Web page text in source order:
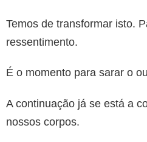
Temos de transformar isto.
ressentimento.
É o momento para sarar o
A continuação já se está a
nossos corpos.